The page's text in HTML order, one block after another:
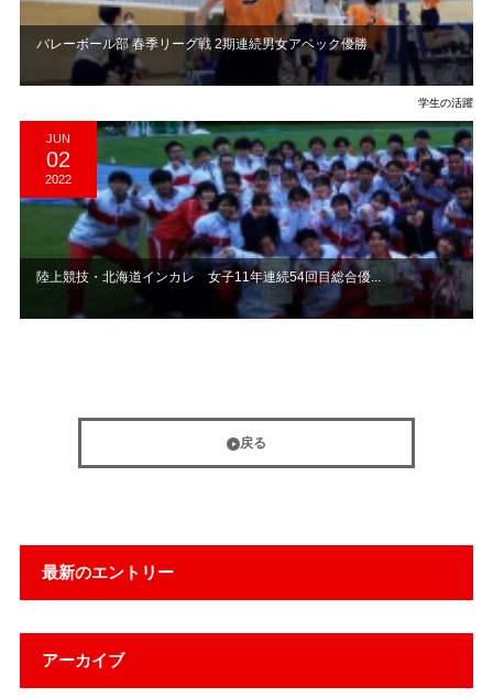
最新のエントリー
アーカイブ
バレーボール部 春季リーグ戦 2期連続男女アベック優勝
学生の活躍
JUN
02
2022
陸上競技・北海道インカレ 女子11年連続54回目総合優...
戻る